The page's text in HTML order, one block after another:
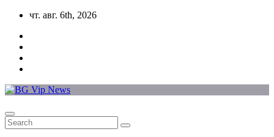
Skip
content
чт. авг. 6th, 2026